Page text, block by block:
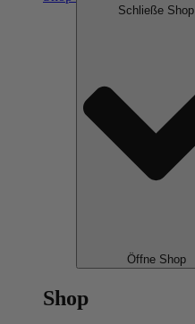
Schließe Shop
Öffne Shop
Shop